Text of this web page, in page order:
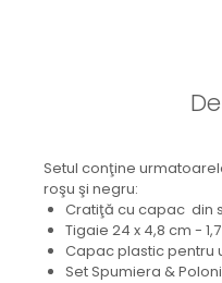
Setul conţine
roşu şi negru:
Cratiţă cu capac din
Tigaie 24 x 4,8 cm - 1,7
Capac plastic pentru
Set Spumiera &